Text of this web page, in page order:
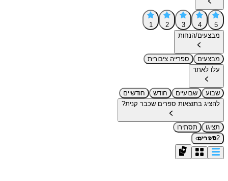
5
4
3
2
1
מבצעים/הנחות
מבצעים
ספרייה ציבורית
עלו לאתר
שבוע שבועיים חודש
חודשיים
להציג בתוצאות ספרים שכבר קנית?
תציגו
תסתירו
2ספרים›